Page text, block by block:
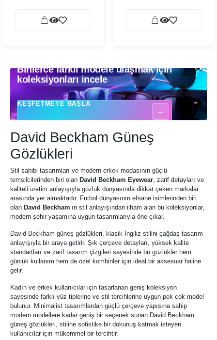
Binlerce farklı modele ulaşmak için koleksiyonları incele - Güneş
Binlerce farklı modele ulaşmak için
koleksiyonları incele
KEŞFETMEYE BAŞLA
→
David Beckham Güneş
Gözlükleri
Stil sahibi tasarımları ve modern erkek modasının güçlü
temsilcilerinden biri olan David Beckham Eyewear , zarif detayları ve
kaliteli üretim anlayışıyla gözlük dünyasında dikkat çeken markalar
arasında yer almaktadır. Futbol dünyasının efsane isimlerinden biri
olan David Beckham’ın stil anlayışından ilham alan bu koleksiyonlar,
modern şehir yaşamına uygun tasarımlarıyla öne çıkar.
David Beckham güneş gözlükleri, klasik İngiliz stilini çağdaş tasarım
anlayışıyla bir araya getirir. Şık çerçeve detayları, yüksek kalite
standartları ve zarif tasarım çizgileri sayesinde bu gözlükler hem
günlük kullanım hem de özel kombinler için ideal bir aksesuar haline
gelir.
Kadın ve erkek kullanıcılar için tasarlanan geniş koleksiyon
sayesinde farklı yüz tiplerine ve stil tercihlerine uygun pek çok model
bulunur. Minimalist tasarımlardan güçlü çerçeve yapısına sahip
modern modellere kadar geniş bir seçenek sunan David Beckham
güneş gözlükleri, stiline sofistike bir dokunuş katmak isteyen
kullanıcılar için mükemmel bir tercihtir.